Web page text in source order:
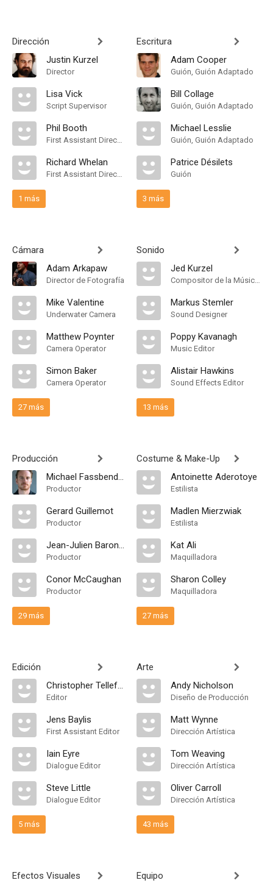
Dirección
Justin Kurzel
Director
Lisa Vick
Script Supervisor
Phil Booth
First Assistant Director
Richard Whelan
First Assistant Director
1 más
Cámara
Adam Arkapaw
Director de Fotografía
Mike Valentine
Underwater Camera
Matthew Poynter
Camera Operator
Simon Baker
Camera Operator
27 más
Producción
Michael Fassbender
Productor
Gerard Guillemot
Productor
Jean-Julien Baronnet
Productor
Conor McCaughan
Productor
29 más
Edición
Christopher Tellefsen
Editor
Jens Baylis
First Assistant Editor
Iain Eyre
Dialogue Editor
Steve Little
Dialogue Editor
5 más
Efectos Visuales
Escritura
Adam Cooper
Guión, Guión Adaptado
Bill Collage
Guión, Guión Adaptado
Michael Lesslie
Guión, Guión Adaptado
Patrice Désilets
Guión
3 más
Sonido
Jed Kurzel
Compositor de la Música Original
Markus Stemler
Sound Designer
Poppy Kavanagh
Music Editor
Alistair Hawkins
Sound Effects Editor
13 más
Costume & Make-Up
Antoinette Aderotoye
Estilista
Madlen Mierzwiak
Estilista
Kat Ali
Maquilladora
Sharon Colley
Maquilladora
27 más
Arte
Andy Nicholson
Diseño de Producción
Matt Wynne
Dirección Artística
Tom Weaving
Dirección Artística
Oliver Carroll
Dirección Artística
43 más
Equipo